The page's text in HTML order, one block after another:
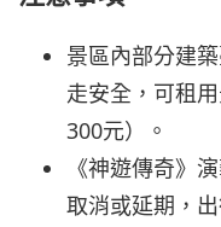
景區內部分建
走安全，可租
300元）。
《神遊傳奇》
取消或延期，